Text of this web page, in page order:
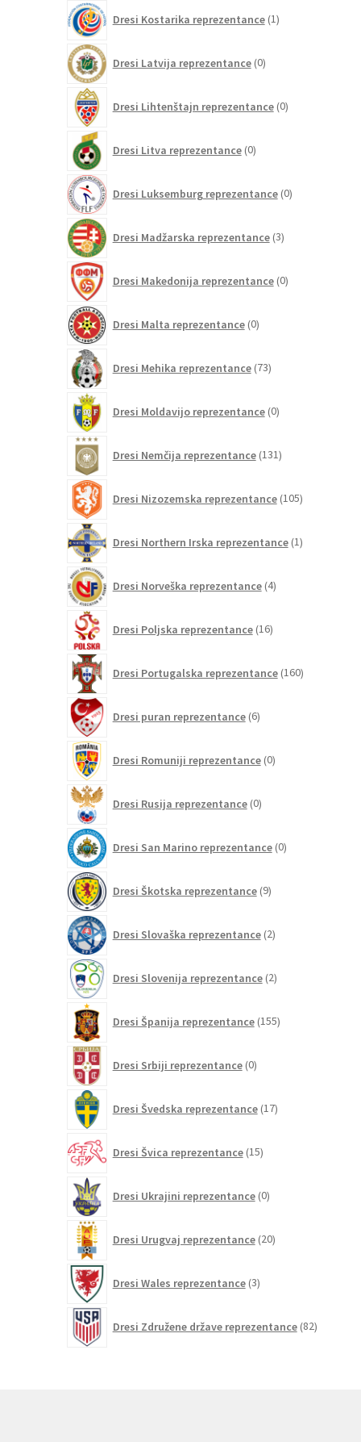
Dresi Kostarika reprezentance 1izdelek
Dresi Latvija reprezentance 0izdelkov
Dresi Lihtenštajn reprezentance 0izdelkov
Dresi Litva reprezentance 0izdelkov
Dresi Luksemburg reprezentance 0izdelkov
Dresi Madžarska reprezentance 3izdelki
Dresi Makedonija reprezentance 0izdelkov
Dresi Malta reprezentance 0izdelkov
Dresi Mehika reprezentance 73izdelkov
Dresi Moldavijo reprezentance 0izdelkov
Dresi Nemčija reprezentance 131izdelkov
Dresi Nizozemska reprezentance 105izdelkov
Dresi Northern Irska reprezentance 1izdelek
Dresi Norveška reprezentance 4izdelki
Dresi Poljska reprezentance 16izdelkov
Dresi Portugalska reprezentance 160izdelkov
Dresi puran reprezentance 6izdelkov
Dresi Romuniji reprezentance 0izdelkov
Dresi Rusija reprezentance 0izdelkov
Dresi San Marino reprezentance 0izdelkov
Dresi Škotska reprezentance 9izdelkov
Dresi Slovaška reprezentance 2izdelka
Dresi Slovenija reprezentance 2izdelka
Dresi Španija reprezentance 155izdelkov
Dresi Srbiji reprezentance 0izdelkov
Dresi Švedska reprezentance 17izdelkov
Dresi Švica reprezentance 15izdelkov
Dresi Ukrajini reprezentance 0izdelkov
Dresi Urugvaj reprezentance 20izdelkov
Dresi Wales reprezentance 3izdelki
Dresi Združene države reprezentance 82izdelkov